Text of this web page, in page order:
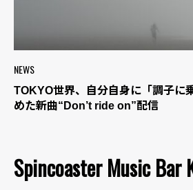
NEWS
TOKYO世界、自分自身に「調子に
めた新曲“Don’t ride on”配信
Spincoaster Music Bar